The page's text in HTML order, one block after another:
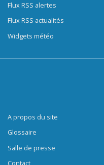
Flux RSS alertes
Flux RSS actualités
Widgets météo
A propos du site
Glossaire
Salle de presse
Contact